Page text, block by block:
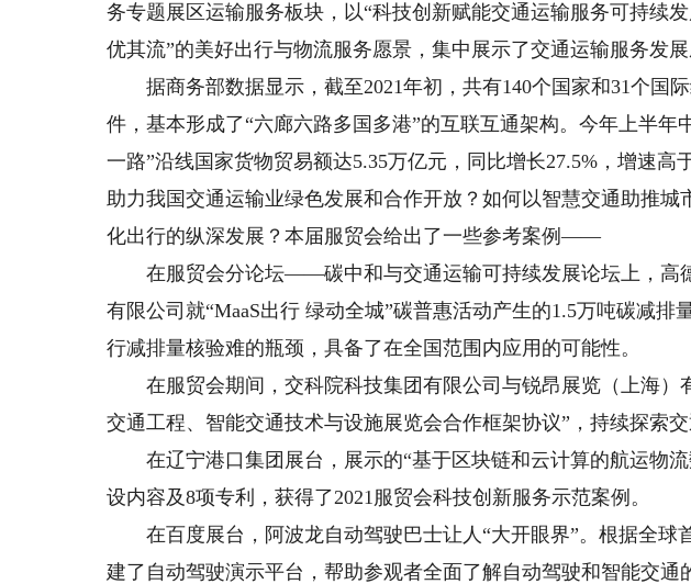
务专题展区运输服务板块，以“科技创新赋能交通运输服务可持续
优其流”的美好出行与物流服务愿景，集中展示了交通运输服务发展
据商务部数据显示，截至2021年初，共有140个国家和31个国
件，基本形成了“六廊六路多国多港”的互联互通架构。今年上半年
一路”沿线国家货物贸易额达5.35万亿元，同比增长27.5%，增速高
助力我国交通运输业绿色发展和合作开放？如何以智慧交通助推城
化出行的纵深发展？本届服贸会给出了一些参考案例——
在服贸会分论坛——碳中和与交通运输可持续发展论坛上，高
有限公司就“MaaS出行 绿动全城”碳普惠活动产生的1.5万吨碳减排
行减排量核验难的瓶颈，具备了在全国范围内应用的可能性。
在服贸会期间，交科院科技集团有限公司与锐昂展览（上海）
交通工程、智能交通技术与设施展览会合作框架协议”，持续探索
在辽宁港口集团展台，展示的“基于区块链和云计算的航运物流
设内容及8项专利，获得了2021服贸会科技创新服务示范案例。
在百度展台，阿波龙自动驾驶巴士让人“大开眼界”。根据全球
建了自动驾驶演示平台，帮助参观者全面了解自动驾驶和智能交通